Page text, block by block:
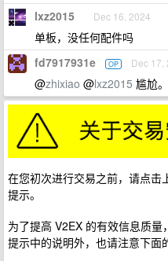
lxz2015 Dec 16, 2024
单板，没任何配件吗
fd7917931e OP Dec 17,
@zhixiao @lxz2015 尴尬
在您初次进行交易之前，请点击
提示。
为了提高 V2EX 的有效信息质
提示中的说明外，也请注意下面